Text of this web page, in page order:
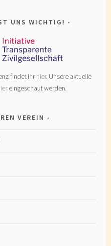
UNS WICHTIG!
findet Ihrhier. Unsere aktuelle
eingeschaut werden.
VEREIN